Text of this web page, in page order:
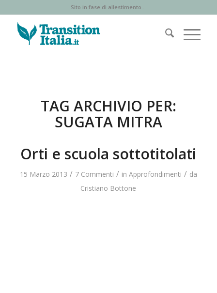
Sito in fase di allestimento...
TAG ARCHIVIO PER:
SUGATA MITRA
Orti e scuola sottotitolati
15 Marzo 2013 / 7 Commenti / in Approfondimenti / da
Cristiano Bottone